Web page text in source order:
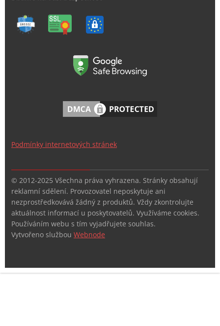
Podmínky internetových stránek
© 2012-2025 Všechna práva vyhrazena. Stránky obsahují
reklamní sdělení. Provozovatel neposkytuje ani
nezprostředkovává žádný z produktů. Vždy zkontrolujte
aktuálnost informací u poskytovatelů. Využíváme cookies.
Používáním webu s tím vyjadřujete souhlas.
Vytvořeno službou Webnode